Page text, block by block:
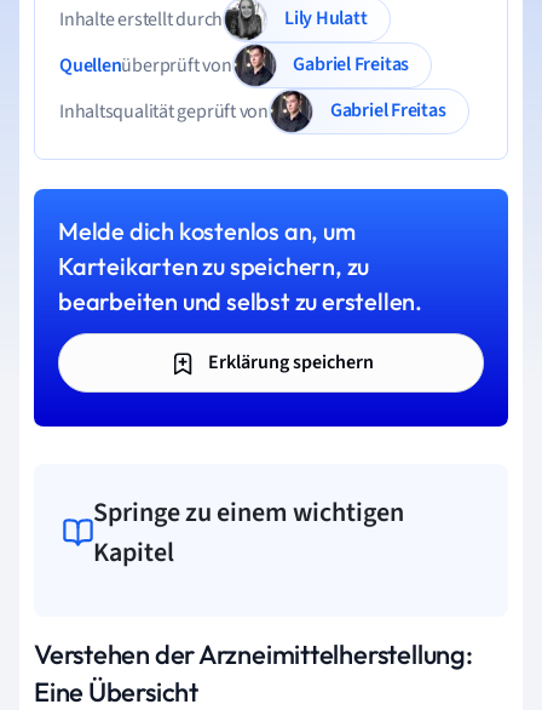
Inhalte erstellt durch
Lily Hulatt
Quellenüberprüft von
Gabriel Freitas
Inhaltsqualität geprüft von
Gabriel Freitas
Melde dich kostenlos an, um
Karteikarten zu speichern, zu
bearbeiten und selbst zu erstellen.
Erklärung speichern
Springe zu einem wichtigen
Kapitel
Verstehen der Arzneimittelherstellung:
Eine Übersicht